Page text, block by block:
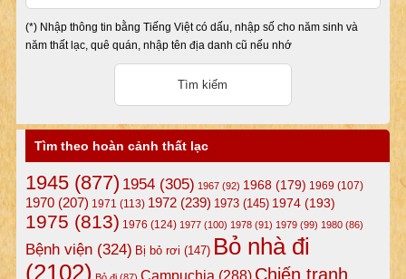
(*) Nhập thông tin bằng Tiếng Việt có dấu, nhập số cho năm sinh và
năm thất lạc, quê quán, nhập tên địa danh cũ nếu nhớ
Tìm theo hoàn cảnh thất lạc
1945(877) 1954(305) 1967(92) 1968(179) 1969 (107)
1970(207) 1971 (113) 1972(239) 1973(145) 1974(193)
1975 (813) 1976 (124) 1977(100) 1978(91) 1979(99) 1980(86)
Bệnh viện(324) Bị bỏ rơi (147) Bỏ nhà đi
(2102)
Campuchia (288) Chiến tranh